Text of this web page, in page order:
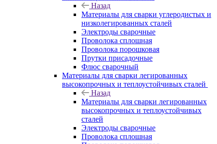
Назад
Материалы для сварки углеродистых и
низколегированных сталей
Электроды сварочные
Проволока сплошная
Проволока порошковая
Прутки присадочные
Флюс сварочный
Материалы для сварки легированных
высокопрочных и теплоустойчивых сталей
Назад
Материалы для сварки легированных
высокопрочных и теплоустойчивых
сталей
Электроды сварочные
Проволока сплошная